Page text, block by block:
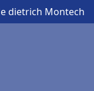
dietrich Montech